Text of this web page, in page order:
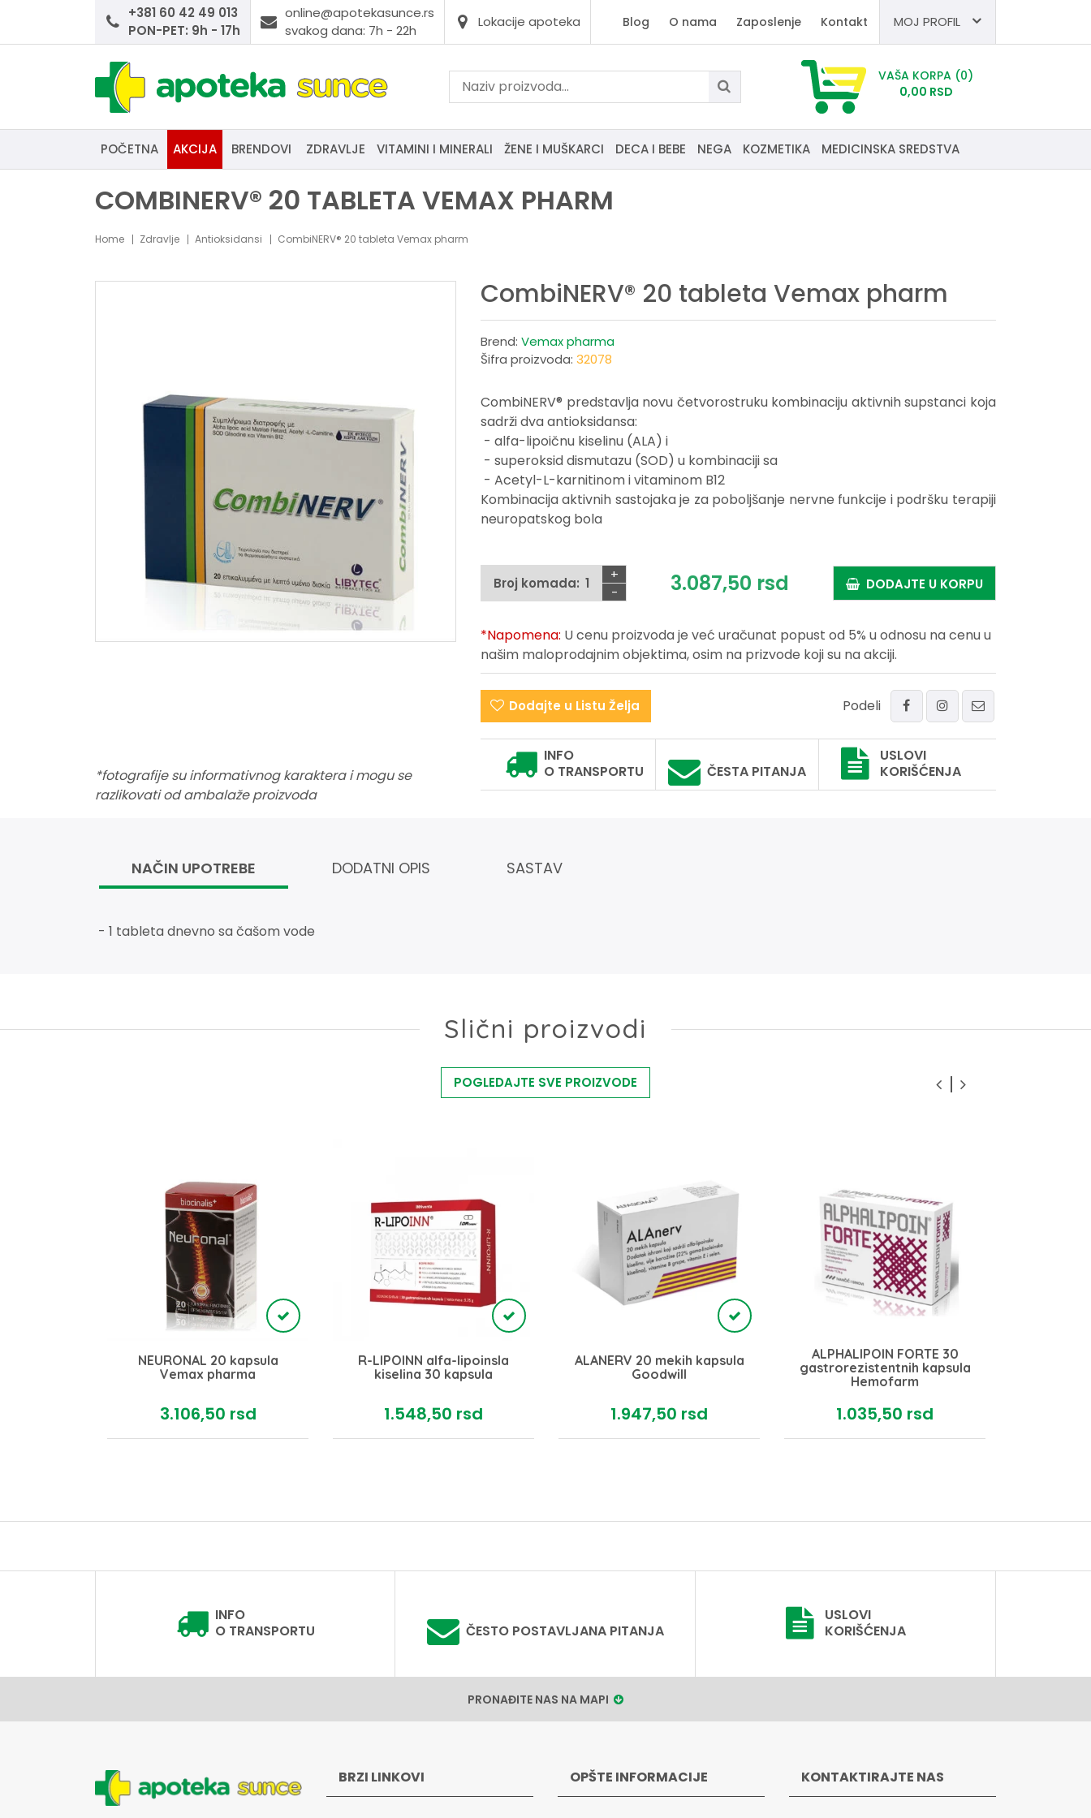
+381 60 42 49 013
PON-PET: 9h - 17h
online@apotekasunce.rs
svakog dana: 7h - 22h
Lokacije apoteka Blog O nama Zaposlenje Kontakt MOJ PROFIL
VAŠA KORPA (0)
0,00 RSD
POČETNA AKCIJA BRENDOVI ZDRAVLJE VITAMINI I MINERALI ŽENE I MUŠKARCI DECA I BEBE NEGA KOZMETIKA MEDICINSKA SREDSTVA
COMBINERV® 20 TABLETA VEMAX PHARM
Home Zdravlje Antioksidansi CombiNERV® 20 tableta Vemax pharm
*fotografije su informativnog karaktera i mogu se
razlikovati od ambalaže proizvoda
CombiNERV® 20 tableta Vemax pharm
Brend: Vemax pharma
Šifra proizvoda: 32078
CombiNERV® predstavlja novu četvorostruku kombinaciju aktivnih supstanci koja
sadrži dva antioksidansa:
- alfa-lipoičnu kiselinu (ALA) i
- superoksid dismutazu (SOD) u kombinaciji sa
- Acetyl-L-karnitinom i vitaminom B12
Kombinacija aktivnih sastojaka je za poboljšanje nervne funkcije i podršku terapiji
neuropatskog bola
Broj komada:
+
-
3.087,50 rsd DODAJTE U KORPU
*Napomena: U cenu proizvoda je već uračunat popust od 5% u odnosu na cenu u
našim maloprodajnim objektima, osim na prizvode koji su na akciji.
Dodajte u Listu Želja Podeli
INFO
O TRANSPORTU
ČESTA PITANJA
USLOVI
KORIŠĆENJA
NAČIN UPOTREBE DODATNI OPIS SASTAV
- 1 tableta dnevno sa čašom vode
Slični proizvodi
POGLEDAJTE SVE PROIZVODE
NEURONAL 20 kapsula
Vemax pharma
3.106,50 rsd
R-LIPOINN alfa-lipoinsla
kiselina 30 kapsula
1.548,50 rsd
ALANERV 20 mekih kapsula
Goodwill
1.947,50 rsd
ALPHALIPOIN FORTE 30
gastrorezistentnih kapsula
Hemofarm
1.035,50 rsd
INFO
O TRANSPORTU
ČESTO POSTAVLJANA PITANJA
USLOVI
KORIŠĆENJA
PRONAĐITE NAS NA MAPI
BRZI LINKOVI OPŠTE INFORMACIJE KONTAKTIRAJTE NAS